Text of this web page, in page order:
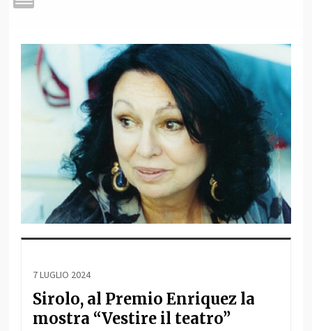
7 LUGLIO 2024
Sirolo, al Premio Enriquez la
mostra “Vestire il teatro”